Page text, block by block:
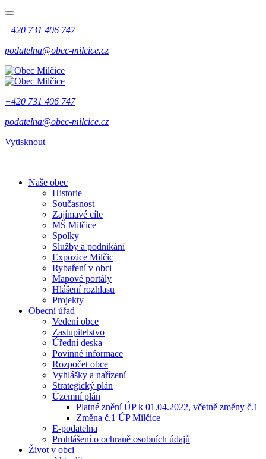
+420 731 406 747
podatelna@obec-milcice.cz
+420 731 406 747
podatelna@obec-milcice.cz
Vytisknout
Naše obec
Historie
Současnost
Zajímavé cíle
MŠ Milčice
Spolky
Služby a podnikání
Expozice Milčic
Rybaření v obci
Mapové portály
Hlášení rozhlasu
Projekty
Obecní úřad
Vedení obce
Zastupitelstvo
Úřední deska
Povinné informace
Rozpočet obce
Vyhlášky a nařízení
Strategický plán
Územní plán
Platné znění ÚP k 01.04.2022, včetně změny č.1
Změna č.1 ÚP Milčice
E-podatelna
Prohlášení o ochraně osobních údajů
Život v obci